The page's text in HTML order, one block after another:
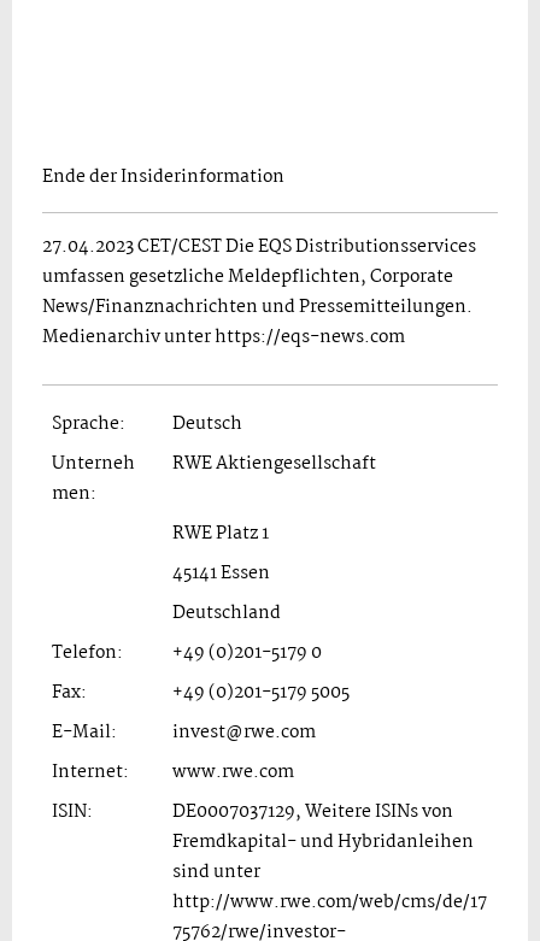
Ende der Insiderinformation
27.04.2023 CET/CEST Die EQS Distributionsservices
umfassen gesetzliche Meldepflichten, Corporate
News/Finanznachrichten und Pressemitteilungen.
Medienarchiv unter https://eqs-news.com
Sprache:
Deutsch
Unterneh
men:
RWE Aktiengesellschaft
RWE Platz 1
45141 Essen
Deutschland
Telefon:
+49 (0)201-5179 0
Fax:
+49 (0)201-5179 5005
E-Mail:
invest@rwe.com
Internet:
www.rwe.com
ISIN:
DE0007037129, Weitere ISINs von
Fremdkapital- und Hybridanleihen
sind unter
http://www.rwe.com/web/cms/de/17
75762/rwe/investor-